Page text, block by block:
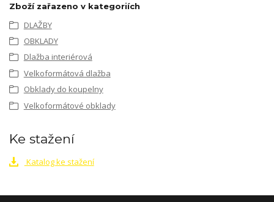
Zboží zařazeno v kategoriích
DLAŽBY
OBKLADY
Dlažba interiérová
Velkoformátová dlažba
Obklady do koupelny
Velkoformátové obklady
Ke stažení
Katalog ke stažení